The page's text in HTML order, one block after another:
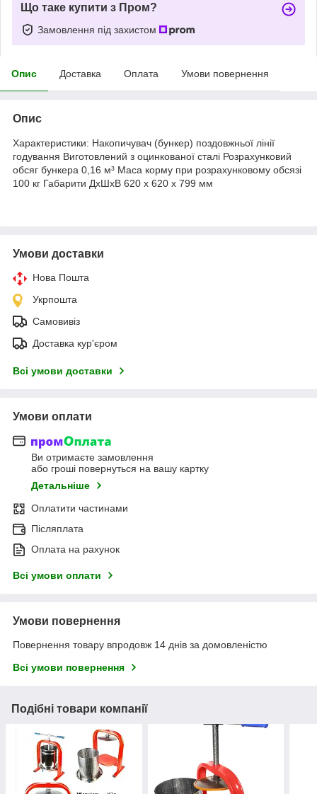
Що таке купити з Пром?
Замовлення під захистом
Опис Доставка Оплата Умови повернення
Опис
Характеристики: Накопичувач (бункер) поздовжньої лінії
годування Виготовлений з оцинкованої сталі Розрахунковий
обсяг бункера 0,16 м³ Маса корму при розрахунковому обсязі
100 кг Габарити ДхШхВ 620 х 620 х 799 мм
Умови доставки
Нова Пошта
Укрпошта
Самовивіз
Доставка кур'єром
Всі умови доставки
Умови оплати
Ви отримаєте замовлення
або гроші повернуться на вашу картку
Детальніше
Оплатити частинами
Післяплата
Оплата на рахунок
Всі умови оплати
Умови повернення
Повернення товару впродовж 14 днів за домовленістю
Всі умови повернення
Подібні товари компанії